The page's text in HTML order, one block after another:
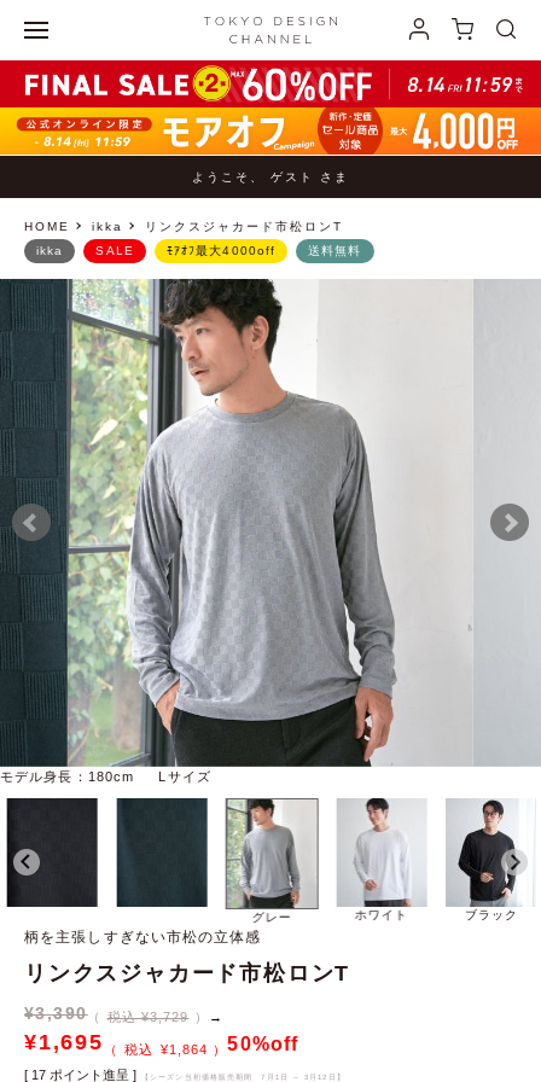
ようこそ、 ゲスト さま
HOME ikka リンクスジャカード市松ロンT
モデル身長：180cm Lサイズ
グレー ホワイト ブラック
ikka SALE ﾓｱｵﾌ最大4000off 送料無料
柄を主張しすぎない市松の立体感
リンクスジャカード市松ロンT
¥3,390 税込 ¥3,729 →
¥1,695 ¥1,864 50%off
[ 17 ポイント進呈 ] 【シーズン当初価格販売期間 7月1日 ～ 3月12日 】